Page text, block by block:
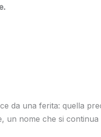
da una ferita: quella
un nome che si continua